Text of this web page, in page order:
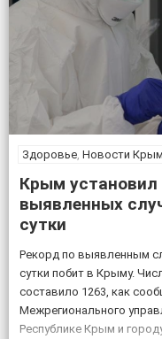
Здоровье, Новости
Крым установил
выявленных
сутки
Рекорд по выявленным
сутки побит в Крыму.
составило 1263, как
Межрегионального
Республике Крым и